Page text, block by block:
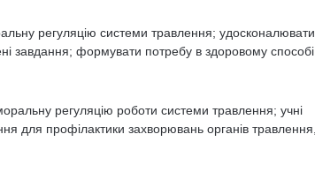
регуляцію системи травлення; удосконалювати
завдання; формувати потребу в здоровому способі
регуляцію роботи системи травлення; учні
для профілактики захворювань органів травлення,